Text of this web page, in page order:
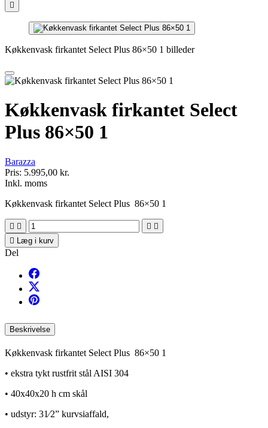

Køkkenvask firkantet Select Plus 86×50 1 billeder
Køkkenvask firkantet Select
Plus 86×50 1
Barazza
Pris: 5.995,00 kr.
Inkl. moms
Køkkenvask firkantet Select Plus 86×50 1
   

Læg i kurv
Del
Beskrivelse
Køkkenvask firkantet Select Plus 86×50 1
• ekstra tykt rustfrit stål AISI 304
• 40x40x20 h cm skål
• udstyr: 31⁄2” kurvsiaffald,